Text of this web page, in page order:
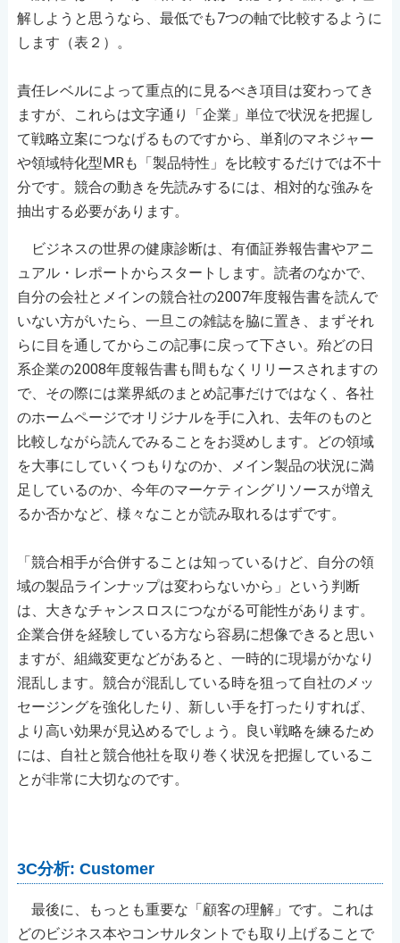
解しようと思うなら、最低でも7つの軸で比較するように
します（表２）。
責任レベルによって重点的に見るべき項目は変わってき
ますが、これらは文字通り「企業」単位で状況を把握し
て戦略立案につなげるものですから、単剤のマネジャー
や領域特化型MRも「製品特性」を比較するだけでは不十
分です。競合の動きを先読みするには、相対的な強みを
抽出する必要があります。
ビジネスの世界の健康診断は、有価証券報告書やアニ
ュアル・レポートからスタートします。読者のなかで、
自分の会社とメインの競合社の2007年度報告書を読んで
いない方がいたら、一旦この雑誌を脇に置き、まずそれ
らに目を通してからこの記事に戻って下さい。殆どの日
系企業の2008年度報告書も間もなくリリースされますの
で、その際には業界紙のまとめ記事だけではなく、各社
のホームページでオリジナルを手に入れ、去年のものと
比較しながら読んでみることをお奨めします。どの領域
を大事にしていくつもりなのか、メイン製品の状況に満
足しているのか、今年のマーケティングリソースが増え
るか否かなど、様々なことが読み取れるはずです。
「競合相手が合併することは知っているけど、自分の領
域の製品ラインナップは変わらないから」という判断
は、大きなチャンスロスにつながる可能性があります。
企業合併を経験している方なら容易に想像できると思い
ますが、組織変更などがあると、一時的に現場がかなり
混乱します。競合が混乱している時を狙って自社のメッ
セージングを強化したり、新しい手を打ったりすれば、
より高い効果が見込めるでしょう。良い戦略を練るため
には、自社と競合他社を取り巻く状況を把握しているこ
とが非常に大切なのです。
3C分析: Customer
最後に、もっとも重要な「顧客の理解」です。これは
どのビジネス本やコンサルタントでも取り上げることで